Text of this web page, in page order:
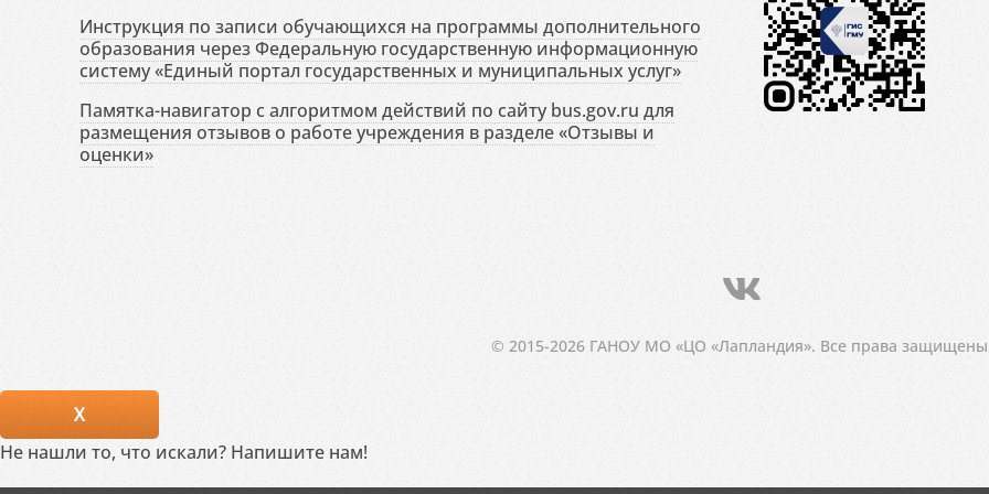
Инструкция по записи обучающихся на программы дополнительного
образования через Федеральную государственную информационную
систему «Единый портал государственных и муниципальных услуг»
Памятка-навигатор с алгоритмом действий по сайту bus.gov.ru для
размещения отзывов о работе учреждения в разделе «Отзывы и
оценки»
© 2015-2026 ГАНОУ МО «ЦО «Лапландия». Все права
X
Не нашли то, что искали? Напишите нам!